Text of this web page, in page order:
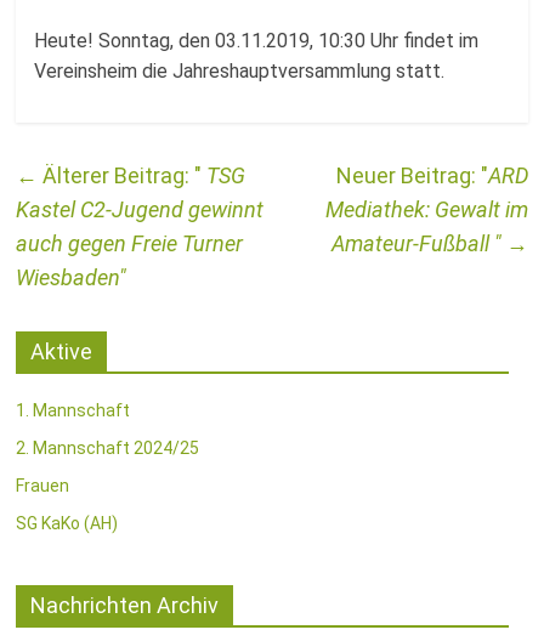
Heute! Sonntag, den 03.11.2019, 10:30 Uhr findet im
Vereinsheim die Jahreshauptversammlung statt.
←
TSG
Kastel C2-Jugend gewinnt
auch gegen Freie Turner
Wiesbaden
ARD
Mediathek: Gewalt im
Amateur-Fußball
→
Aktive
1. Mannschaft
2. Mannschaft 2024/25
Frauen
SG KaKo (AH)
Nachrichten Archiv